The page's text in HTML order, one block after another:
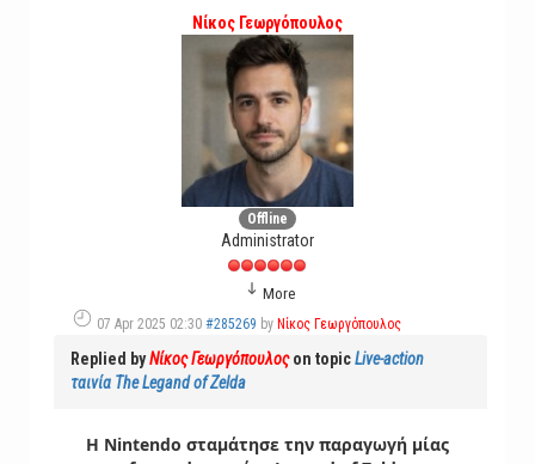
Νίκος Γεωργόπουλος
Offline
Administrator
More
07 Apr 2025 02:30 #285269 by Νίκος Γεωργόπουλος
Replied byΝίκος Γεωργόπουλοςon topicLive-action
ταινία The Legand of Zelda
Η Nintendo σταμάτησε την παραγωγή μίας